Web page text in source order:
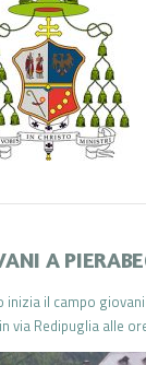
A
inizia il campo
via Redipuglia alle